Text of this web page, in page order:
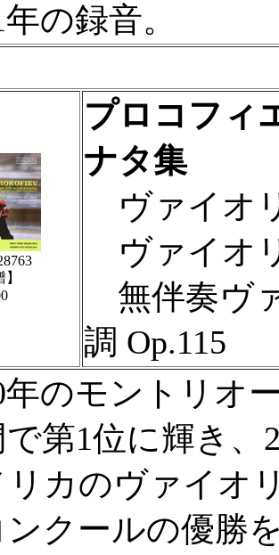
の録音。
プロコフィ
ナタ集
ヴァイオ
ヴァイオ
無伴奏ヴ
調 Op.115
のモントリオ
で第1位に輝き
リカのヴァイオ
ンクールの優勝